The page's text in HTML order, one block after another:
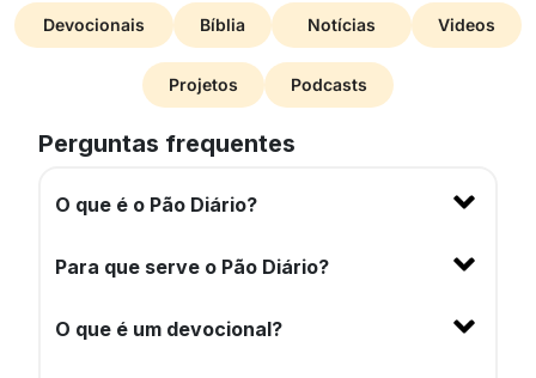
Devocionais Bíblia Notícias Videos
Projetos Podcasts
Perguntas frequentes
O que é o Pão Diário?
Para que serve o Pão Diário?
O que é um devocional?